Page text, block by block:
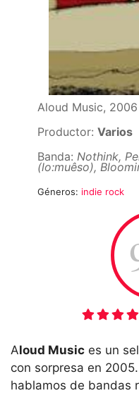
Aloud Music, 2006
Productor: Varios
Banda: Nothink,
(lo:muêso),
Géneros: indie rock
Aloud Music es un
con sorpresa en
hablamos de bandas